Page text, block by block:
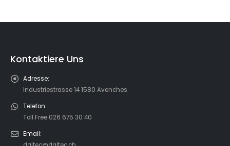
Kontaktiere Uns
Adresse:
Industriestrasse 14 1580 Avenches
Telefon:
Toll Free 026 675 30 40
Email: